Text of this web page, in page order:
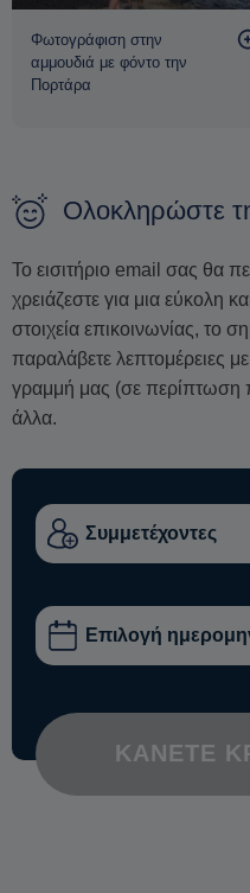
Φωτογράφιση στην
αμμουδιά με φόντο την
Πορτάρα
Ολοκληρώστε
Το εισιτήριο email σας θα
χρειάζεστε για μια εύκολη
στοιχεία επικοινωνίας, το
παραλάβετε λεπτομέρειες
γραμμή μας (σε περίπτωση
άλλα.
ΚΆΝΕΤΕ